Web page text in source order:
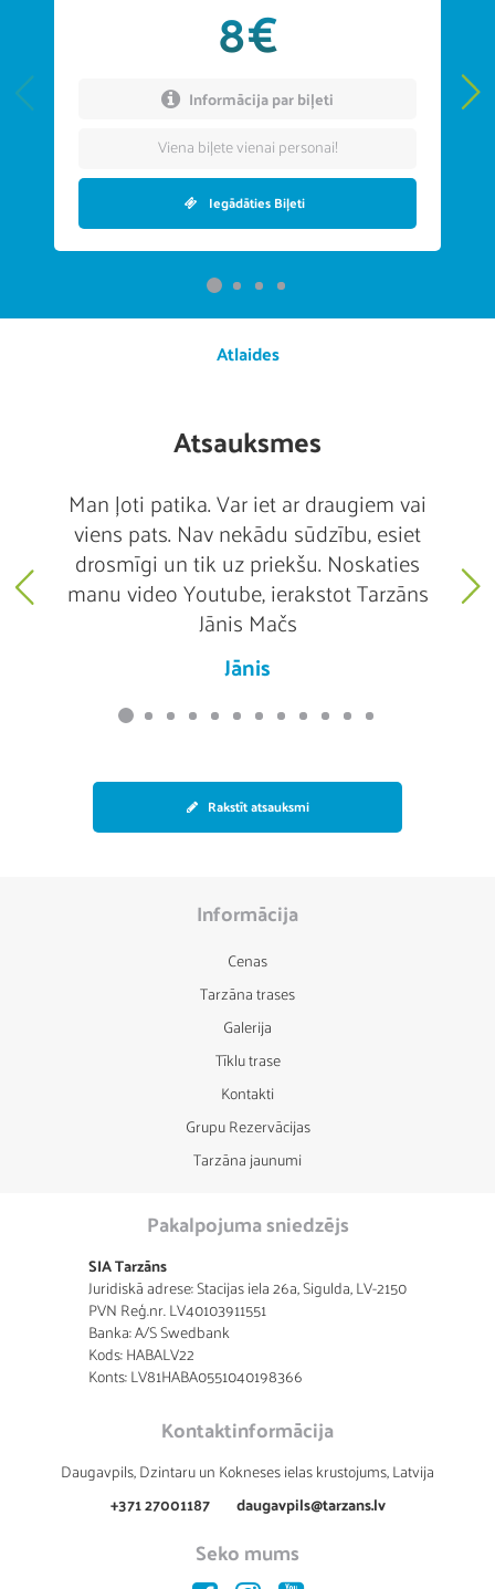
8€
Informācija par biļeti
Viena biļete vienai personai!
Iegādāties Biļeti
Atlaides
Atsauksmes
Man ļoti patika. Var iet ar draugiem vai
viens pats. Nav nekādu sūdzību, esiet
drosmīgi un tik uz priekšu. Noskaties
manu video Youtube, ierakstot Tarzāns
Jānis Mačs
Jānis
Rakstīt atsauksmi
Informācija
Cenas
Tarzāna trases
Galerija
Tīklu trase
Kontakti
Grupu Rezervācijas
Tarzāna jaunumi
Pakalpojuma sniedzējs
SIA Tarzāns
Juridiskā adrese: Stacijas iela 26a, Sigulda, LV-2150
PVN Reģ.nr. LV40103911551
Banka: A/S Swedbank
Kods: HABALV22
Konts: LV81HABA0551040198366
Kontaktinformācija
Daugavpils, Dzintaru un Kokneses ielas krustojums, Latvija
+371 27001187
daugavpils@tarzans.lv
Seko mums